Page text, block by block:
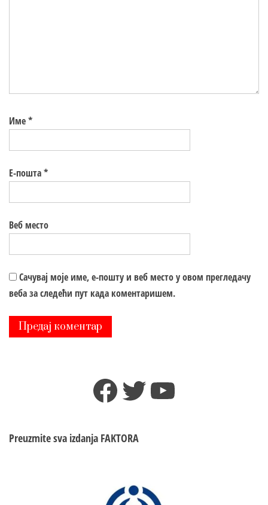
Име*
Е-пошта*
Веб место
Сачувај моје име, е-пошту и веб место у овом прегледачу
веба за следећи пут када коментаришем.
Facebook
TwitterYouTube
Preuzmite sva izdanja FAKTORA